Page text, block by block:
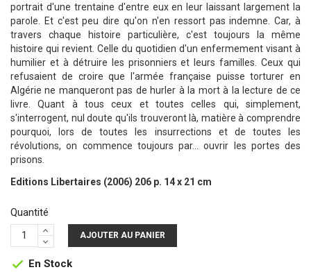
portrait d'une trentaine d'entre eux en leur laissant largement la
parole. Et c'est peu dire qu'on n'en ressort pas indemne. Car, à
travers chaque histoire particulière, c'est toujours la même
histoire qui revient. Celle du quotidien d'un enfermement visant à
humilier et à détruire les prisonniers et leurs familles. Ceux qui
refusaient de croire que l'armée française puisse torturer en
Algérie ne manqueront pas de hurler à la mort à la lecture de ce
livre. Quant à tous ceux et toutes celles qui, simplement,
s'interrogent, nul doute qu'ils trouveront là, matière à comprendre
pourquoi, lors de toutes les insurrections et de toutes les
révolutions, on commence toujours par... ouvrir les portes des
prisons.
Editions Libertaires (2006) 206 p. 14 x 21 cm
Quantité
AJOUTER AU PANIER
 En Stock